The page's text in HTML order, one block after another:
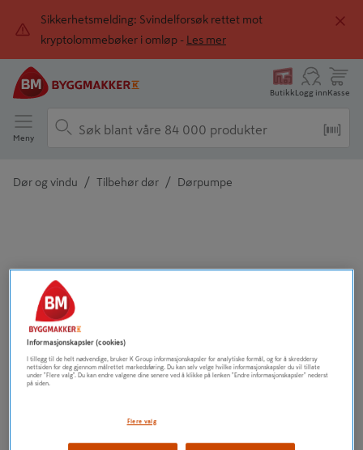
Sikkerhetsmelding: Svindelforsøk rettet mot
kryptolommebøker i omløp -
Les mer
ButikkLogg innKasse
Meny
Dør og vindu / Tilbehør dør / Dørpumpe
Informasjonskapsler (cookies)
I tillegg til de helt nødvendige, bruker K Group informasjonskapsler for analytiske formål, og for å skreddersy
nettsiden for deg gjennom målrettet markedsføring. Du kan selv velge hvilke informasjonskapsler du vil tillate
under "Flere valg". Du kan endre valgene dine senere ved å klikke på lenken "Endre informasjonskapsler" nederst
på siden.
Flere valg